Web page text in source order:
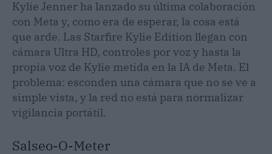
Kylie Jenner ha lanzado su última colaboración
con Meta y, como era de esperar, la cosa está
que arde. Las Starfire Kylie Edition llegan con
cámara Ultra HD, controles por voz y hasta la
propia voz de Kylie metida en la IA de Meta. El
problema: esconden una cámara que no se ve a
simple vista, y la red no está para normalizar
vigilancia portátil.
Salseo-O-Meter